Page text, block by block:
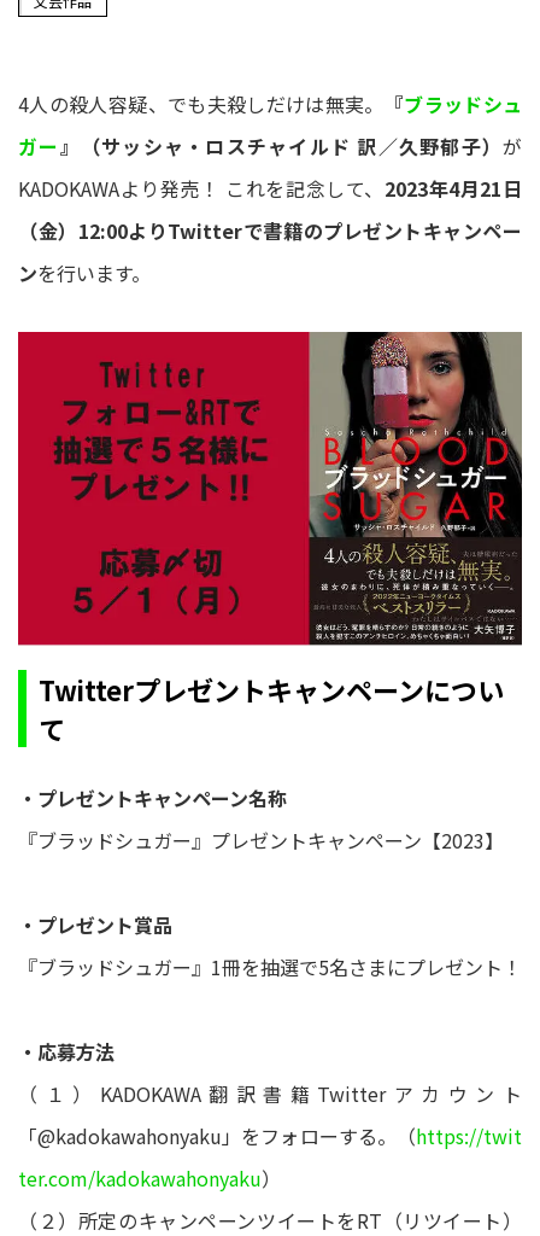
4人の殺人容疑、でも夫殺しだけは無実。 『ブラッドシュ
ガー』（サッシャ・ロスチャイルド 訳／久野郁子） が
KADOKAWAより発売！ これを記念して、 2023年4月21日
（金）12:00よりTwitterで書籍のプレゼントキャンペー
ンを行います。
Twitterプレゼントキャンペーンについ
て
・プレゼントキャンペーン名称
『ブラッドシュガー』プレゼントキャンペーン【2023】
・プレゼント賞品
『ブラッドシュガー』1冊を抽選で5名さまにプレゼント！
・応募方法
（１）KADOKAWA翻訳書籍Twitterアカウント
「@kadokawahonyaku」をフォローする。（https://twit
ter.com/kadokawahonyaku）
（２）所定のキャンペーンツイートをRT（リツイート）